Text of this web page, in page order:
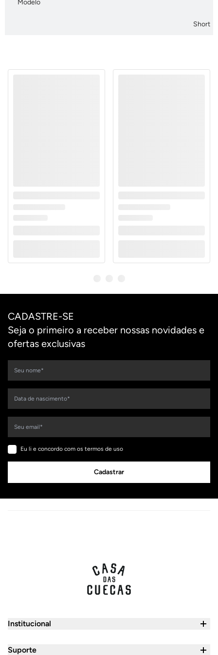
Modelo
Short
CADASTRE-SE
Seja o primeiro a receber nossas novidades e
ofertas exclusivas
Eu li e concordo com os termos de uso
Cadastrar
Institucional
Suporte